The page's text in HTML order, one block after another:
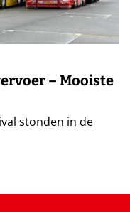
– Mooiste
stonden in de